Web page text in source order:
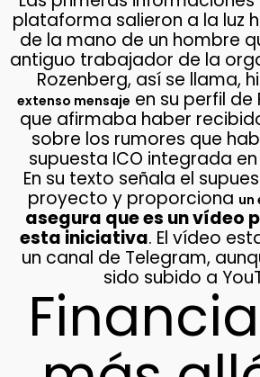
plataforma salieron a la luz
de la mano de un hombre
antiguo trabajador de la
Rozenberg, así se llama,
extenso mensaje en su perfil de
que afirmaba haber
sobre los rumores que
supuesta ICO integrada
En su texto señala el
proyecto y proporciona un
asegura que es un vídeo
esta iniciativa. El vídeo
un canal de Telegram,
sido subido a